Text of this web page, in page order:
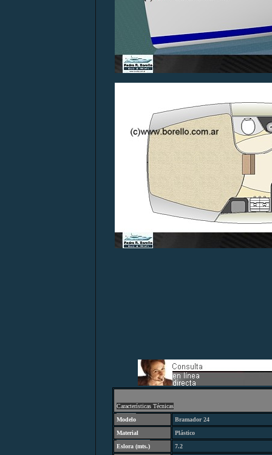
Características Técnicas
Modelo
Bramador 24
Material
Plástico
Eslora (mts.)
7.2